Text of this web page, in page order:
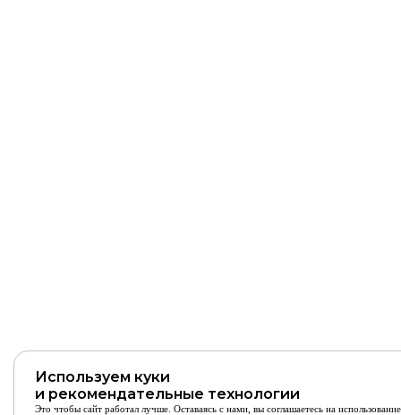
Используем куки
и рекомендательные технологии
Это чтобы сайт работал лучше. Оставаясь с нами, вы соглашаетесь на